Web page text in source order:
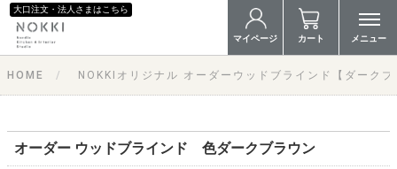
大口注文・法人さまはこちら
マイページ カート メニュー
HOME NOKKIオリジナル オーダーウッドブラインド【ダーク
オーダー ウッドブラインド 色ダークブラウン